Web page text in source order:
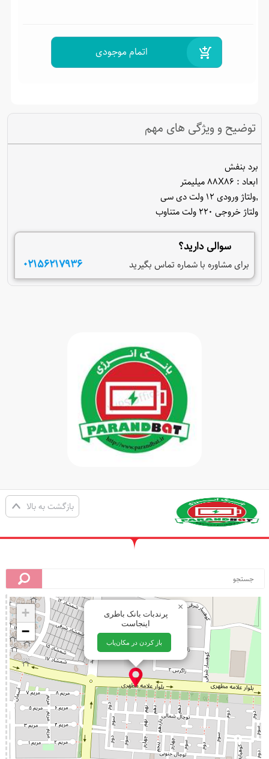
توضیح و ویژگی های مهم
ولتاژ خروجی 220 ولت متناوب
سوالی دارید؟
برای مشاوره با شماره 02156217936 تماس بگیرید
بازگشت به بالا
پرندبات بانک باطری
اینجاست
باز کردن در مکان‌یاب
×
+
−